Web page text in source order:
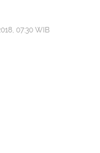
07:30 WIB